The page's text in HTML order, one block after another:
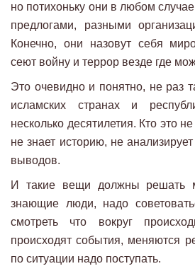
но потихоньку они в любом
предлогами, разными
Конечно, они назовут себя
сеют войну и террор везде где
Это очевидно и понятно, не раз
исламских странах и
несколько десятилетия. Кто это
не знает историю, не
выводов.
И такие вещи должны решать
знающие люди, надо
смотреть что вокруг
происходят события, меняются
по ситуации надо поступать.